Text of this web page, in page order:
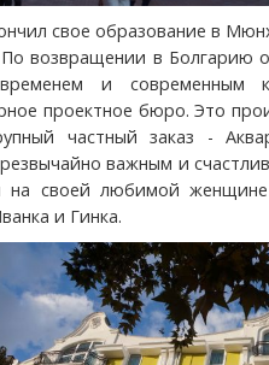
свое образование в
возвращении в Болгарию
и современным
проектное бюро. Это
частный заказ -
важным и
на своей любимой
и Гинка.